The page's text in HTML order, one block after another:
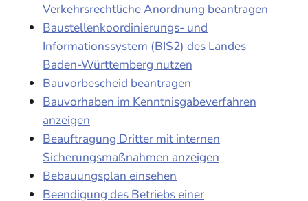
Verkehrsrechtliche Anordnung beantragen
Baustellenkoordinierungs- und
Informationssystem (BIS2) des Landes
Baden-Württemberg nutzen
Bauvorbescheid beantragen
Bauvorhaben im Kenntnisgabeverfahren
anzeigen
Beauftragung Dritter mit internen
Sicherungsmaßnahmen anzeigen
Bebauungsplan einsehen
Beendigung des Betriebs einer